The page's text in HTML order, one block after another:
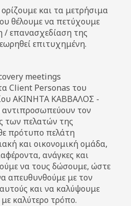
και τα μετρήσιμα
θέλουμε να πετύχουμε
επανασχεδίαση της
επιτυχημένη.
meetings
Client Personas του
ΑΚΙΝΗΤΑ ΚΑΒΒΑΛΟΣ -
τον
των πελατών της
πρότυπο πελάτη
και οικονομική ομάδα,
ανάγκες και
να τους δώσουμε, ώστε
απευθυνθούμε με τον
και να καλύψουμε
καλύτερο τρόπο.